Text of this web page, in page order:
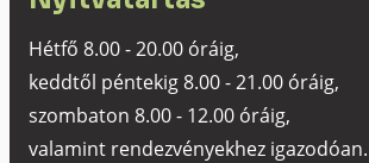
Hétfő 8.00 - 20.00 óráig,
keddtől péntekig 8.00 - 21.00 óráig,
szombaton 8.00 - 12.00 óráig,
valamint rendezvényekhez igazodóan.